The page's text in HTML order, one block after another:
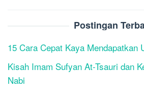
Postingan
15 Cara Cepat Kaya Mendapatkan
Kisah Imam Sufyan At-Tsauri dan
Nabi